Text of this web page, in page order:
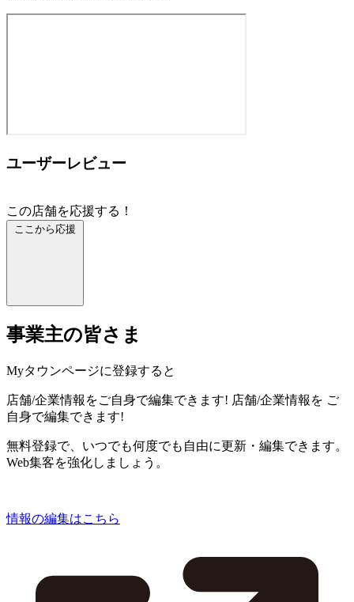
ユーザーレビュー
この店舗を応援する！
ここから応援
事業主の皆さま
Myタウンページに登録すると
店舗/企業情報をご自身で編集できます! 店舗/企業情報を ご
自身で編集できます!
無料登録で、いつでも何度でも自由に更新・編集できます。
Web集客を強化しましょう。
情報の編集はこちら